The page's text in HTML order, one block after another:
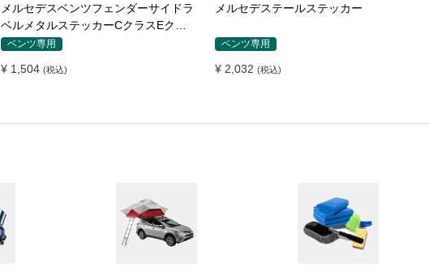
メルセデスベンツフェンダーサイドラ
ベルメタルステッカーCクラスEクラ
スGLAGLE CLAGLKAMG外装
ベンツ専用
¥ 1,504 (税込)
メルセデステールステッカー
ベンツ専用
¥ 2,032 (税込)